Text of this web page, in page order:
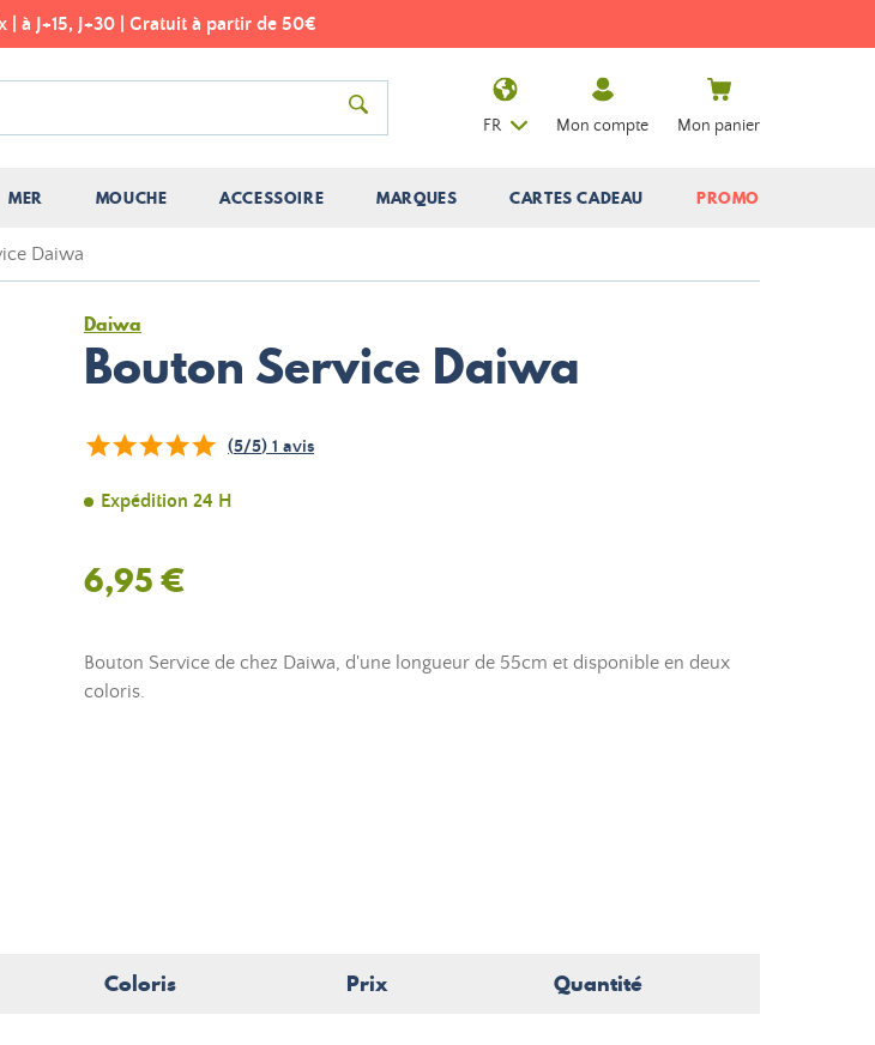
| à J+15, J+30 | Gratuit à partir de 50€
MER MOUCHE ACCESSOIRE MARQUES CARTES CADEAU PROMO
FR Mon compte Mon panier
Daiwa
Daiwa
Bouton Service Daiwa
(5/5) 1 avis
Expédition 24 H
6,95 €
Bouton Service de chez Daiwa, d'une longueur de 55cm et disponible en deux
coloris.
Coloris Prix Quantité